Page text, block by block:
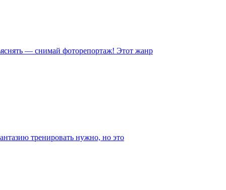
— снимай фоторепортаж! Этот жанр
тренировать нужно, но это